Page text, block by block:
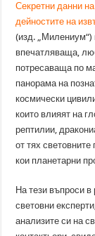
Секретни данни
дейностите на
(изд. „Милениум“)
впечатляваща,
потресаваща по
панорама на
космически
които влияят на
рептилии,
от тях
кои планетарни
На тези въпроси в
световни
анализите си на